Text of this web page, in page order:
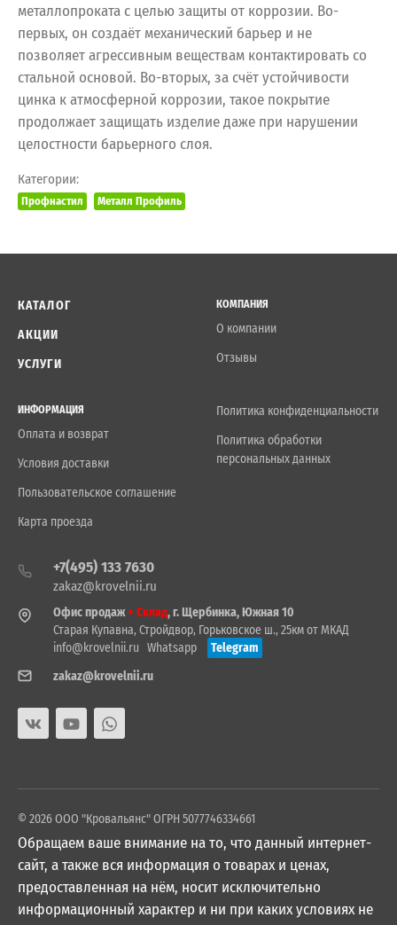
металлопроката с целью защиты от коррозии. Во-
первых, он создаёт механический барьер и не
позволяет агрессивным веществам контактировать со
стальной основой. Во-вторых, за счёт устойчивости
цинка к атмосферной коррозии, такое покрытие
продолжает защищать изделие даже при нарушении
целостности барьерного слоя.
Категории:
Профнастил Металл Профиль
КАТАЛОГ
АКЦИИ
УСЛУГИ
КОМПАНИЯ
О компании
Отзывы
ИНФОРМАЦИЯ
Оплата и возврат
Условия доставки
Пользовательское соглашение
Карта проезда
Политика конфиденциальности
Политика обработки
персональных данных
+7(495) 133 7630
zakaz@krovelnii.ru
Офис продаж+ Склад, г. Щербинка, Южная 10
Старая Купавна, Стройдвор, Горьковское ш., 25км от МКАД
info@krovelnii.ru Whatsapp
Telegram
zakaz@krovelnii.ru
© 2026 ООО "Кровальянс" ОГРН 5077746334661
Обращаем ваше внимание на то, что данный интернет-
сайт, а также вся информация о товарах и ценах,
предоставленная на нём, носит исключительно
информационный характер и ни при каких условиях не